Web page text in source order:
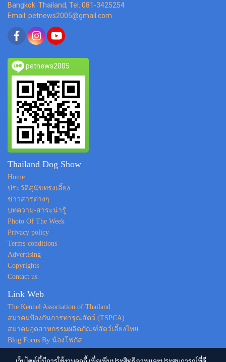
Bangkok Thailand, Tel. 081-3425254
Email: petnews2005@gmail.com
petnews2005
Thailand Dog Show
Home
ประวัติสุนัขทรงเลี้ยง
ข่าวสารต่างๆ
บทความ-สาระน่ารู้
Photo Of The Week
Privacy policy
Terms-conditions
Advertising
Copyrights
Contact us
Link Web
The Kennel Association of Thailand
สมาคมป้องกันการทารุณสัตว์ (TSPCA)
สมาคมอุตสาหกรรมผลิตภัณฑ์สัตว์เลี้ยงไทย
Blog Focus By น้องโฟกัส